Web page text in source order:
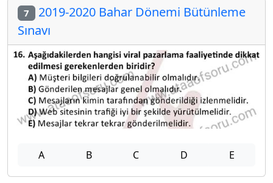
7 2019-2020 Bahar Dönemi Bütünleme
Sınavı
A B C D E